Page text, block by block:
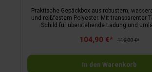
Praktische Gepäckbox aus robustem,
und reißfestem Polyester. Mit transparenter
Schild für überstehende Ladung und
Stühlen, Camping- und Sportzubehör. Einfach
auch auf die Carry-Bike Serien Frame
104,90 €* 116,00 €*
In den Warenkorb